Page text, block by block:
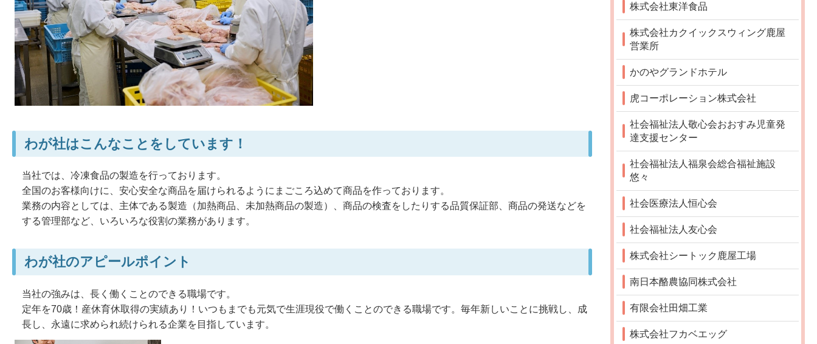
わが社はこんなことをしています！
当社では、冷凍食品の製造を行っております。
全国のお客様向けに、安心安全な商品を届けられるようにまごころ込めて商品を作っております。
業務の内容としては、主体である製造（加熱商品、未加熱商品の製造）、商品の検査をしたりする品質保証部、商品の発送などを
する管理部など、いろいろな役割の業務があります。
わが社のアピールポイント
当社の強みは、長く働くことのできる職場です。
定年を70歳！産休育休取得の実績あり！いつもまでも元気で生涯現役で働くことのできる職場です。毎年新しいことに挑戦し、成
長し、永遠に求められ続けられる企業を目指しています。
株式会社東洋食品
株式会社カクイックスウィング鹿屋
営業所
かのやグランドホテル
虎コーポレーション株式会社
社会福祉法人敬心会おおすみ児童発
達支援センター
社会福祉法人福泉会総合福祉施設
悠々
社会医療法人恒心会
社会福祉法人友心会
株式会社シートック鹿屋工場
南日本酪農協同株式会社
有限会社田畑工業
株式会社フカベエッグ